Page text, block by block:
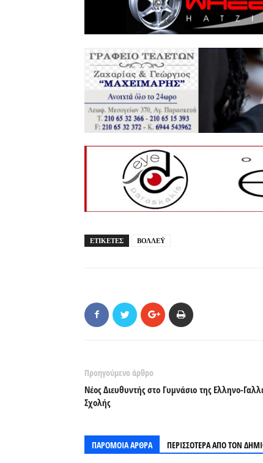
ΕΤΙΚΕΤΕΣ ΒΟΛΛΕΫ
Προηγούμενο άρθρο
Νέος Διευθυντής στο Γυμνάσιο της Ελληνο-
Σχολής
ΠΑΡΟΜΟΙΑ ΑΡΘΡΑ ΠΕΡΙΣΣΟΤΕΡΑ ΑΠΟ ΤΟΝ